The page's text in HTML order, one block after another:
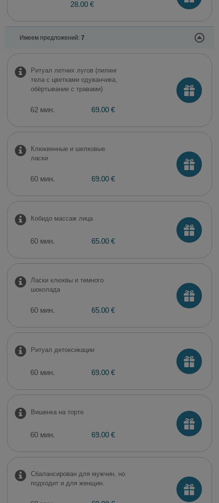
28.00 €
Имеем предложений: 7
Ритуал летних лугов (пилинг
тела с цветками одуванчика,
обёртывание с травами)
62 мин. 69.00 €
Клюквенные и шелковые
ласки
60 мин. 69.00 €
Кобидо массаж лица
60 мин. 65.00 €
Ласки клюквы и темного
шоколада
60 мин. 65.00 €
Ритуал детоксикации
60 мин. 69.00 €
Вишенка на торте
60 мин. 69.00 €
Сбалансирован для мужчин, но
подходит и для женщин.